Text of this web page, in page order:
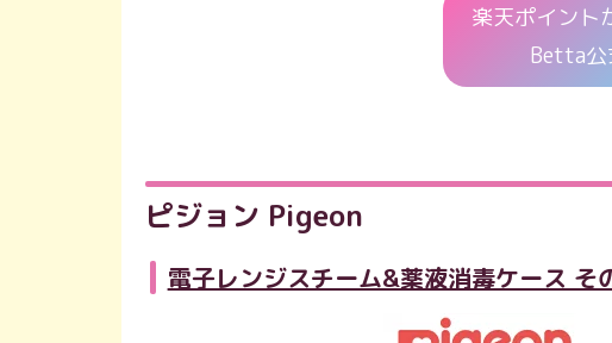
楽天ポイント
Betta公
ピジョン Pigeon
電子レンジスチーム&薬液消毒ケース そ